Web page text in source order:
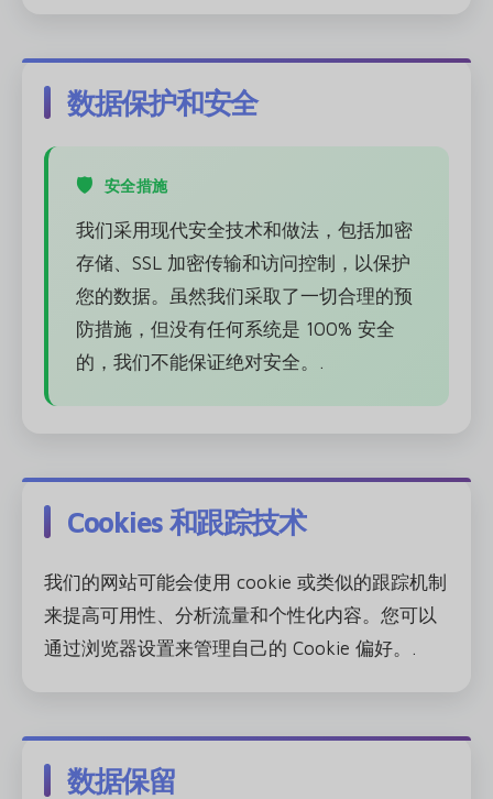
数据保护和安全
安全措施
我们采用现代安全技术和做法，包括加密
存储、SSL 加密传输和访问控制，以保护
您的数据。虽然我们采取了一切合理的预
防措施，但没有任何系统是 100% 安全
的，我们不能保证绝对安全。.
Cookies 和跟踪技术
我们的网站可能会使用 cookie 或类似的跟踪机制
来提高可用性、分析流量和个性化内容。您可以
通过浏览器设置来管理自己的 Cookie 偏好。.
数据保留